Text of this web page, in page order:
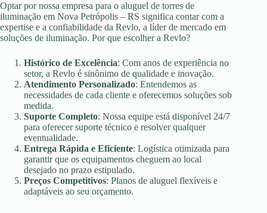
Optar por nossa empresa para o aluguel de torres de
iluminação em Nova Petrópolis – RS significa contar com a
expertise e a confiabilidade da Revlo, a líder de mercado em
soluções de iluminação. Por que escolher a Revlo?
Histórico de Excelência: Com anos de experiência no
setor, a Revlo é sinônimo de qualidade e inovação.
Atendimento Personalizado: Entendemos as
necessidades de cada cliente e oferecemos soluções sob
medida.
Suporte Completo: Nossa equipe está disponível 24/7
para oferecer suporte técnico e resolver qualquer
eventualidade.
Entrega Rápida e Eficiente: Logística otimizada para
garantir que os equipamentos cheguem ao local
desejado no prazo estipulado.
Preços Competitivos: Planos de aluguel flexíveis e
adaptáveis ao seu orçamento.